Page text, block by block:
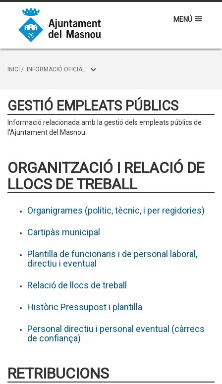
MENÚ
INICI / INFORMACIÓ OFICIAL
GESTIÓ EMPLEATS PÚBLICS
Informació relacionada amb la gestió dels empleats públics de
l'Ajuntament del Masnou.
ORGANITZACIÓ I RELACIÓ DE
LLOCS DE TREBALL
Organigrames (polític, tècnic, i per regidories)
Cartipàs municipal
Plantilla de funcionaris i de personal laboral,
directiu i eventual
Relació de llocs de treball
Històric Pressupost i plantilla
Personal directiu i personal eventual (càrrecs
de confiança)
RETRIBUCIONS